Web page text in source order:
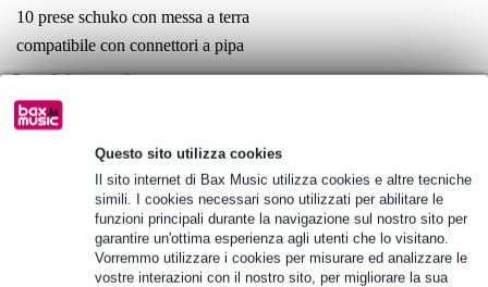
Questo sito utilizza cookies
Il sito internet di Bax Music utilizza cookies e altre tecniche
simili. I cookies necessari sono utilizzati per abilitare le
funzioni principali durante la navigazione sul nostro sito per
garantire un'ottima esperienza agli utenti che lo visitano.
Vorremmo utilizzare i cookies per misurare ed analizzare le
vostre interazioni con il nostro sito, per migliorare la sua
10 prese schuko con messa a terra
compatibile con connettori a pipa
Specifiche complete
Vedi anche (4)
Vedi anche (7)